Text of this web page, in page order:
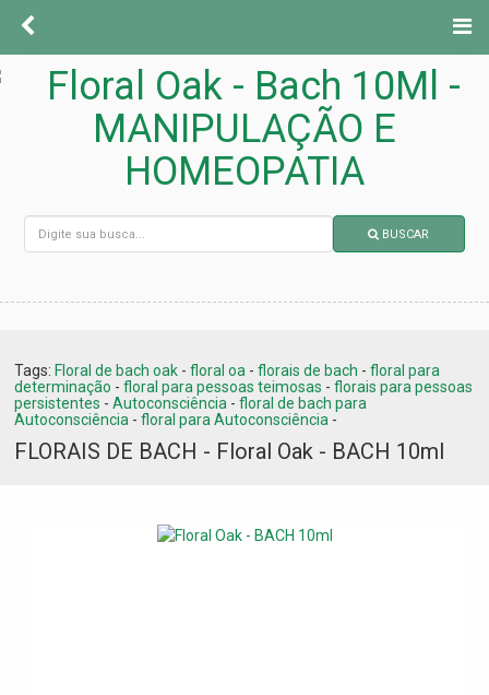
BUSCAR
Tags: Floral de bach oak -floral oa -florais de bach -floral para
determinação -floral para pessoas teimosas -florais para pessoas
persistentes -Autoconsciência -floral de bach para
Autoconsciência -floral para Autoconsciência -
FLORAIS DE BACH - Floral Oak - BACH 10ml